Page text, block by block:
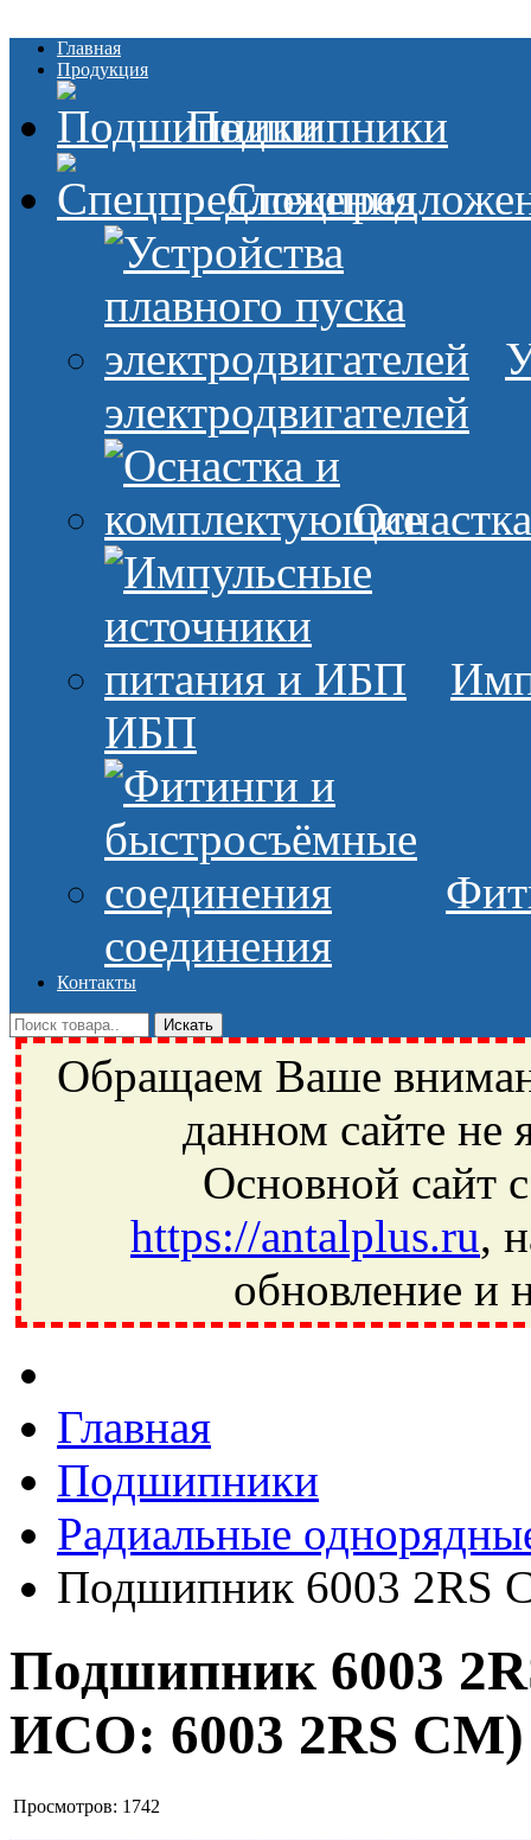
Главная
Продукция
Подшипники
электродвигателей
ИБП
соединения
Контакты
Обращаем Ваше
данном сайте не
Основной сайт
https://antalplus.ru,
обновление и
Ивантеевка, подшипники, пневматика, метизы, техника,
Главная
Подшипники
Радиальные
Подшипник 6003 2RS
Подшипник 6003
ИСО: 6003 2RS CM)
Просмотров: 1742